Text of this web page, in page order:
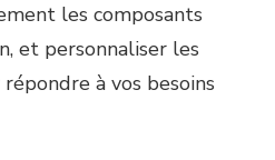
les composants
et personnaliser les
à vos besoins